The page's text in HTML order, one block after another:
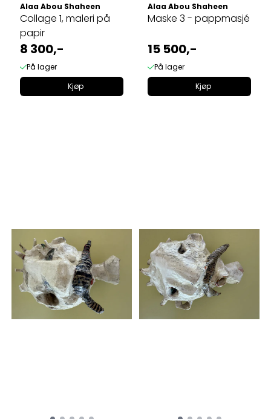
Alaa Abou Shaheen
Collage 1, maleri på
papir
8 300,-
På lager
Kjøp
Alaa Abou Shaheen
Maske 3 - pappmasjé
15 500,-
På lager
Kjøp